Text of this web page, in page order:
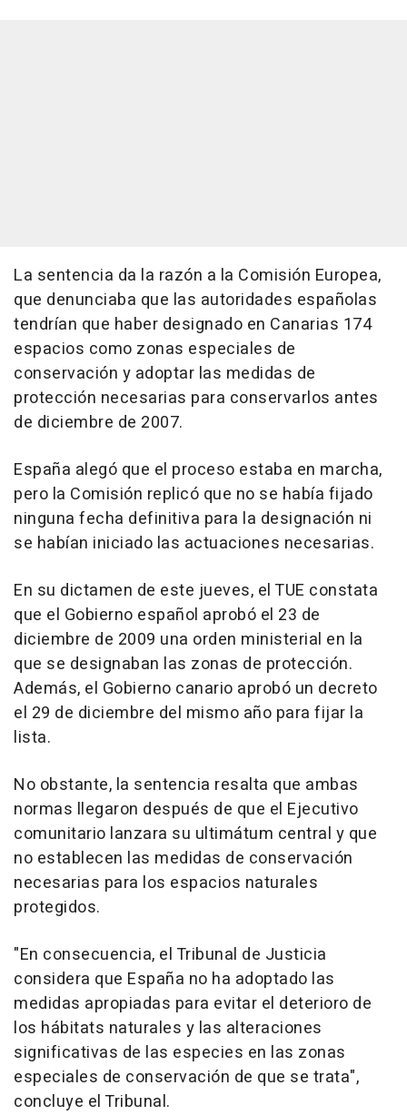
La sentencia da la razón a la Comisión Europea,
que denunciaba que las autoridades españolas
tendrían que haber designado en Canarias 174
espacios como zonas especiales de
conservación y adoptar las medidas de
protección necesarias para conservarlos antes
de diciembre de 2007.
España alegó que el proceso estaba en marcha,
pero la Comisión replicó que no se había fijado
ninguna fecha definitiva para la designación ni
se habían iniciado las actuaciones necesarias.
En su dictamen de este jueves, el TUE constata
que el Gobierno español aprobó el 23 de
diciembre de 2009 una orden ministerial en la
que se designaban las zonas de protección.
Además, el Gobierno canario aprobó un decreto
el 29 de diciembre del mismo año para fijar la
lista.
No obstante, la sentencia resalta que ambas
normas llegaron después de que el Ejecutivo
comunitario lanzara su ultimátum central y que
no establecen las medidas de conservación
necesarias para los espacios naturales
protegidos.
"En consecuencia, el Tribunal de Justicia
considera que España no ha adoptado las
medidas apropiadas para evitar el deterioro de
los hábitats naturales y las alteraciones
significativas de las especies en las zonas
especiales de conservación de que se trata",
concluye el Tribunal.